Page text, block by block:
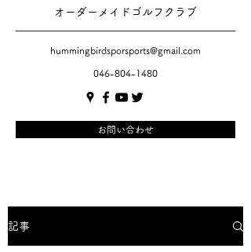
​​オーダーメイドゴルフクラブ
hummingbirdsporsports@gmail.com
046-804-1480
お問い合わせ
記事